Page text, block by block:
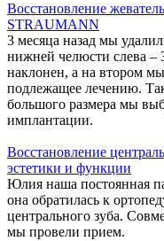
Восстановление
STRAUMANN
3 месяца назад мы
нижней челюсти слева –
наклонен, а на втором
подлежащее лечению.
большого размера мы
имплантации.
Восстановление
эстетики и функции
Юлия наша постоянная
она обратилась к
центрального зуба.
мы провели прием.